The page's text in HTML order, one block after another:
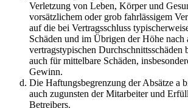
Verletzung von Leben, Körper und
vorsätzlichem oder grob fahrlässigem
auf die bei Vertragsschluss
Schäden und im Übrigen der Höhe nach
vertragstypischen Durchschnittsschäden
auch für mittelbare Schäden,
Gewinn.
Die Haftungsbegrenzung der Absätze a
auch zugunsten der Mitarbeiter und
Betreibers.